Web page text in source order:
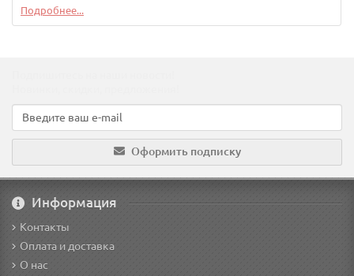
Подробнее...
Оформить подписку
Информация
Контакты
Оплата и доставка
О нас